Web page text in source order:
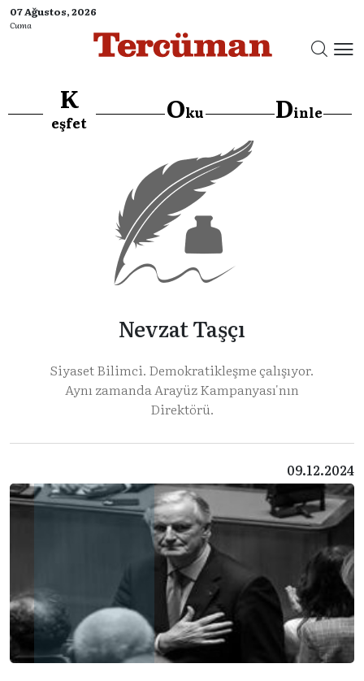
07 Ağustos, 2026
Cuma
K
eşfet Oku Dinle
Nevzat Taşçı
Siyaset Bilimci. Demokratikleşme çalışıyor.
Aynı zamanda Arayüz Kampanyası'nın
Direktörü.
09.12.2024